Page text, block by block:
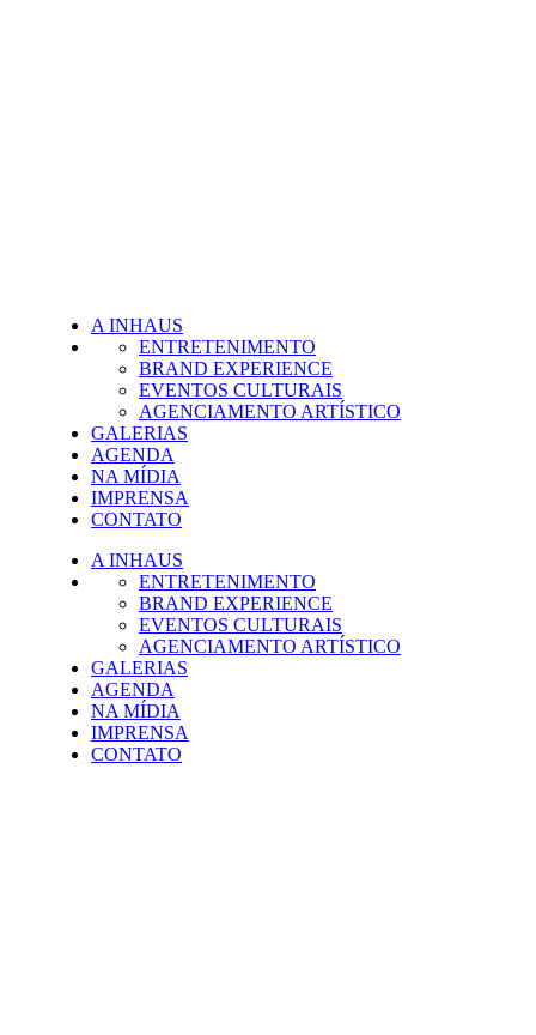
A INHAUS
ENTRETENIMENTO
BRAND EXPERIENCE
EVENTOS CULTURAIS
AGENCIAMENTO ARTÍSTICO
GALERIAS
AGENDA
NA MÍDIA
IMPRENSA
CONTATO
A INHAUS
ENTRETENIMENTO
BRAND EXPERIENCE
EVENTOS CULTURAIS
AGENCIAMENTO ARTÍSTICO
GALERIAS
AGENDA
NA MÍDIA
IMPRENSA
CONTATO